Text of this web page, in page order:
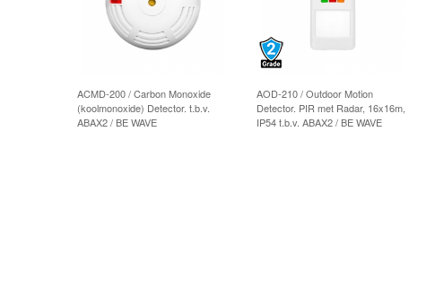
ACMD-200 / Carbon Monoxide
(koolmonoxide) Detector. t.b.v.
ABAX2 / BE WAVE
AOD-210 / Outdoor Motion
Detector. PIR met Radar, 16x16m,
IP54 t.b.v. ABAX2 / BE WAVE